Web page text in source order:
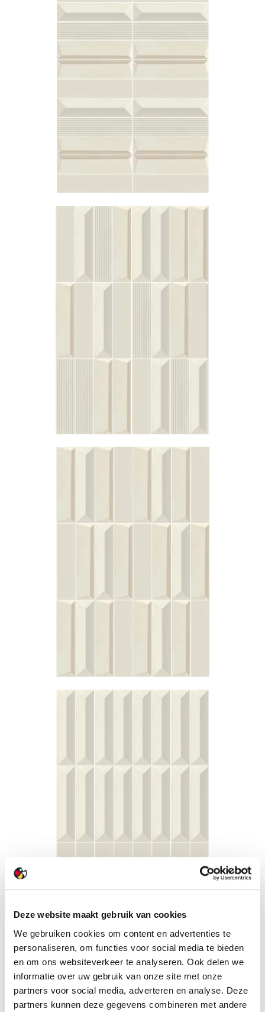
Deze website maakt gebruik van cookies
We gebruiken cookies om content en advertenties te
personaliseren, om functies voor social media te bieden
en om ons websiteverkeer te analyseren. Ook delen we
informatie over uw gebruik van onze site met onze
partners voor social media, adverteren en analyse. Deze
partners kunnen deze gegevens combineren met andere